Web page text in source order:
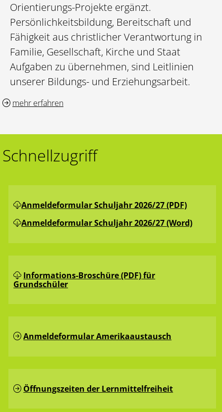
Orientierungs-Projekte ergänzt.
Persönlichkeitsbildung, Bereitschaft und
Fähigkeit aus christlicher Verantwortung in
Familie, Gesellschaft, Kirche und Staat
Aufgaben zu übernehmen, sind Leitlinien
unserer Bildungs- und Erziehungsarbeit.
mehr erfahren
Schnellzugriff
Anmeldeformular Schuljahr 2026/27 (PDF)
Anmeldeformular Schuljahr 2026/27 (Word)
Informations-Broschüre (PDF) für
Grundschüler
Anmeldeformular Amerikaaustausch
Öffnungszeiten der Lernmittelfreiheit